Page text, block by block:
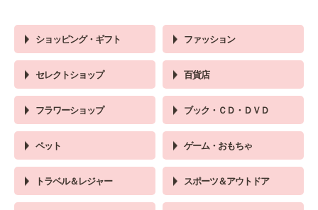
ショッピング・ギフト ファッション
セレクトショップ 百貨店
フラワーショップ ブック・ＣＤ・ＤＶＤ
ペット ゲーム・おもちゃ
トラベル＆レジャー スポーツ＆アウトドア